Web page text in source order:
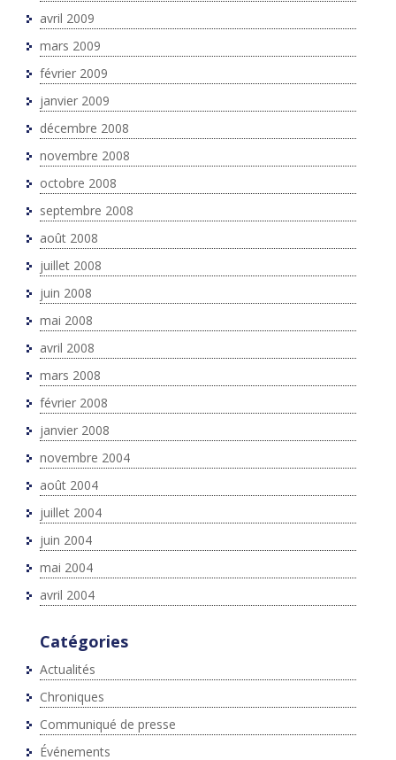
avril 2009
mars 2009
février 2009
janvier 2009
décembre 2008
novembre 2008
octobre 2008
septembre 2008
août 2008
juillet 2008
juin 2008
mai 2008
avril 2008
mars 2008
février 2008
janvier 2008
novembre 2004
août 2004
juillet 2004
juin 2004
mai 2004
avril 2004
Catégories
Actualités
Chroniques
Communiqué de presse
Événements